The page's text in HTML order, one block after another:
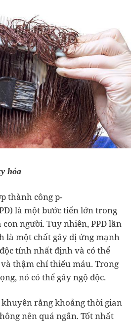
hóa
thành công p-
là một bước tiến lớn trong
con người. Tuy nhiên, PPD lần
là một chất gây dị ứng mạnh
tính nhất định và có thể
thậm chí thiếu máu. Trong
nó có thể gây ngộ độc.
khuyên rằng khoảng thời gian
nên quá ngắn. Tốt nhất